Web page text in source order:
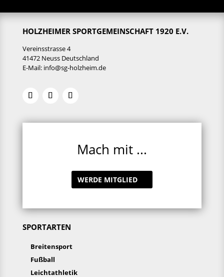
HOLZHEIMER SPORTGEMEINSCHAFT 1920 E.V.
Vereinsstrasse 4
41472 Neuss Deutschland
E-Mail: info@sg-holzheim.de
Mach mit ...
WERDE MITGLIED
SPORTARTEN
Breitensport
Fußball
Leichtathletik